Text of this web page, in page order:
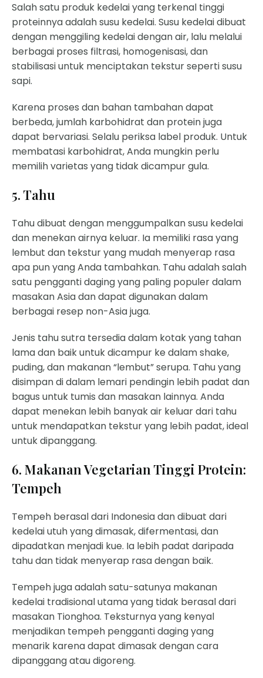
Salah satu produk kedelai yang terkenal tinggi
proteinnya adalah susu kedelai. Susu kedelai dibuat
dengan menggiling kedelai dengan air, lalu melalui
berbagai proses filtrasi, homogenisasi, dan
stabilisasi untuk menciptakan tekstur seperti susu
sapi.
Karena proses dan bahan tambahan dapat
berbeda, jumlah karbohidrat dan protein juga
dapat bervariasi. Selalu periksa label produk. Untuk
membatasi karbohidrat, Anda mungkin perlu
memilih varietas yang tidak dicampur gula.
5. Tahu
Tahu dibuat dengan menggumpalkan susu kedelai
dan menekan airnya keluar. Ia memiliki rasa yang
lembut dan tekstur yang mudah menyerap rasa
apa pun yang Anda tambahkan. Tahu adalah salah
satu pengganti daging yang paling populer dalam
masakan Asia dan dapat digunakan dalam
berbagai resep non-Asia juga.
Jenis tahu sutra tersedia dalam kotak yang tahan
lama dan baik untuk dicampur ke dalam shake,
puding, dan makanan “lembut” serupa. Tahu yang
disimpan di dalam lemari pendingin lebih padat dan
bagus untuk tumis dan masakan lainnya. Anda
dapat menekan lebih banyak air keluar dari tahu
untuk mendapatkan tekstur yang lebih padat, ideal
untuk dipanggang.
6. Makanan Vegetarian Tinggi Protein:
Tempeh
Tempeh berasal dari Indonesia dan dibuat dari
kedelai utuh yang dimasak, difermentasi, dan
dipadatkan menjadi kue. Ia lebih padat daripada
tahu dan tidak menyerap rasa dengan baik.
Tempeh juga adalah satu-satunya makanan
kedelai tradisional utama yang tidak berasal dari
masakan Tionghoa. Teksturnya yang kenyal
menjadikan tempeh pengganti daging yang
menarik karena dapat dimasak dengan cara
dipanggang atau digoreng.